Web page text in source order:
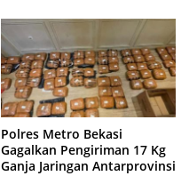
Polres Metro Bekasi
Gagalkan Pengiriman 17 Kg
Ganja Jaringan Antarprovinsi